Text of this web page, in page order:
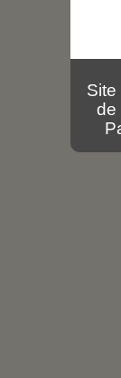
Site
de